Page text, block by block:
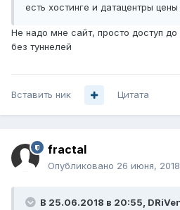
есть хостинге и датацентры
Не надо мне сайт, просто доступ
без туннелей
Вставить ник Цитата
fractal
Опубликовано 26 июня, 2018
В 25.06.2018 в 20:55,